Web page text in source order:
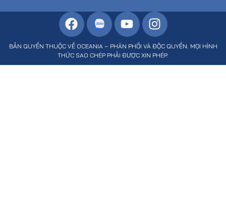
BẢN QUYỀN THUỘC VỀ OCEANIA – PHÂN PHỐI VÀ ĐỘC QUYỀN. MỌI HÌNH
THỨC SAO CHÉP PHẢI ĐƯỢC XIN PHÉP.